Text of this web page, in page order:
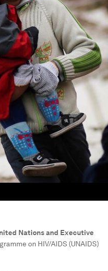
Nations and Executive
on HIV/AIDS (UNAIDS)